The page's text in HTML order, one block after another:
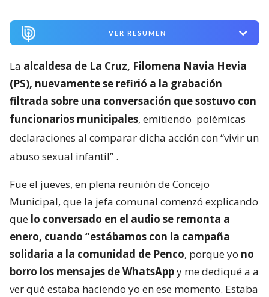
VER RESUMEN
La alcaldesa de La Cruz, Filomena Navia Hevia
(PS), nuevamente se refirió a la grabación
filtrada sobre una conversación que sostuvo con
funcionarios municipales, emitiendo polémicas
declaraciones al comparar dicha acción con “vivir un
abuso sexual infantil” .
Fue el jueves, en plena reunión de Concejo
Municipal, que la jefa comunal comenzó explicando
que lo conversado en el audio se remonta a
enero, cuando “estábamos con la campaña
solidaria a la comunidad de Penco, porque yo no
borro los mensajes de WhatsAppy me dediqué a a
ver qué estaba haciendo yo en ese momento. Estaba